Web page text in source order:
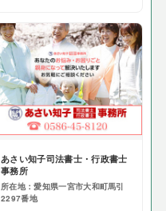
あさい知子司法書士・行政書士
事務所
所在地：愛知県一宮市大和町馬引
2297番地